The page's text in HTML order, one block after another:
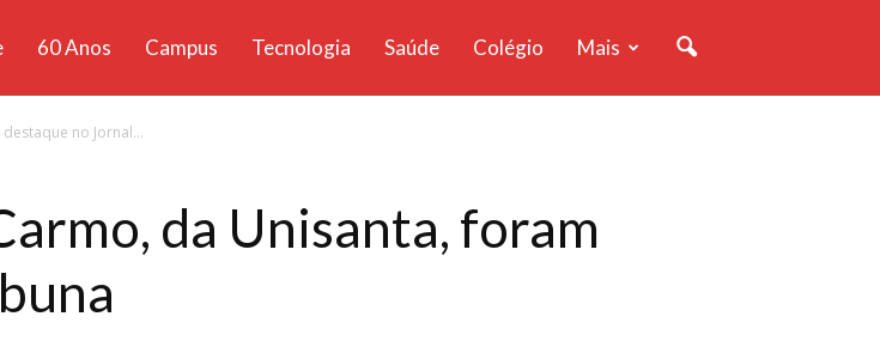
60 Anos Campus Tecnologia Saúde Colégio Mais
no Jornal...
da Unisanta, foram